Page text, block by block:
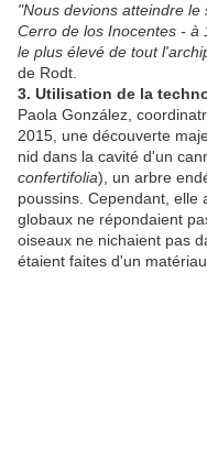
"Nous devions atteindre
Cerro de los Inocentes - à
le plus élevé de tout
de Rodt.
3. Utilisation de la
Paola González,
2015, une découverte
nid dans la cavité d'un
confertifolia), un arbre
poussins. Cependant, elle
globaux ne répondaient
oiseaux ne nichaient pas
étaient faites d'un